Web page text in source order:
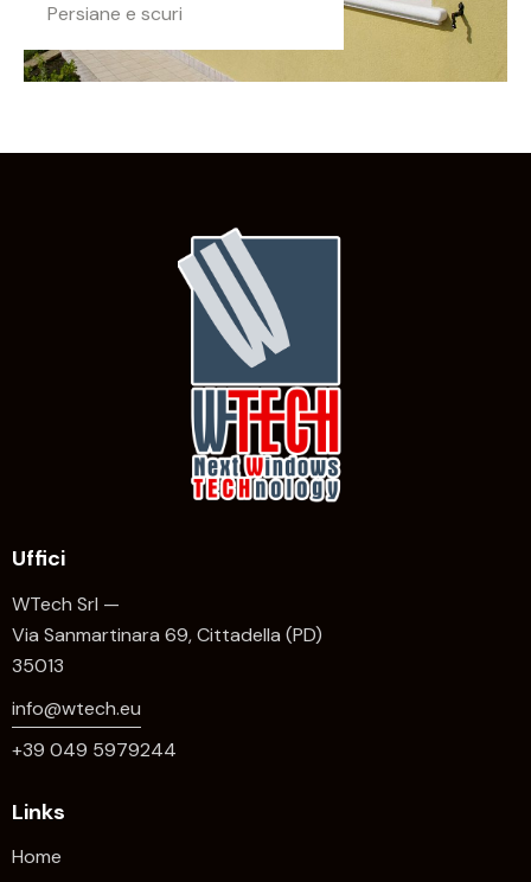
Persiane e scuri
Uffici
WTech Srl —
Via Sanmartinara 69, Cittadella (PD)
35013
info@wtech.eu
+39 049 5979244
Links
Home